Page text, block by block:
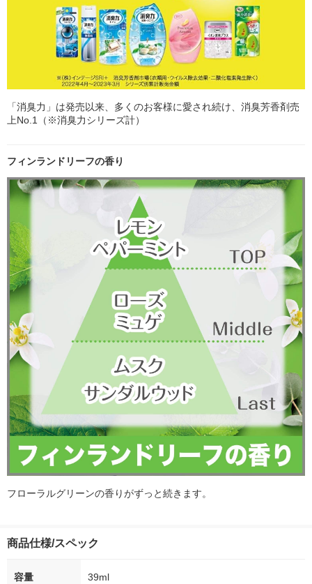
「消臭力」は発売以来、多くのお客様に愛され続け、消臭芳香剤売
上No.1（※消臭力シリーズ計）
フィンランドリーフの香り
フローラルグリーンの香りがずっと続きます。
商品仕様/スペック
容量 39ml